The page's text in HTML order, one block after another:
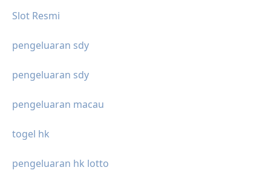
Slot Resmi
pengeluaran sdy
pengeluaran sdy
pengeluaran macau
togel hk
pengeluaran hk lotto